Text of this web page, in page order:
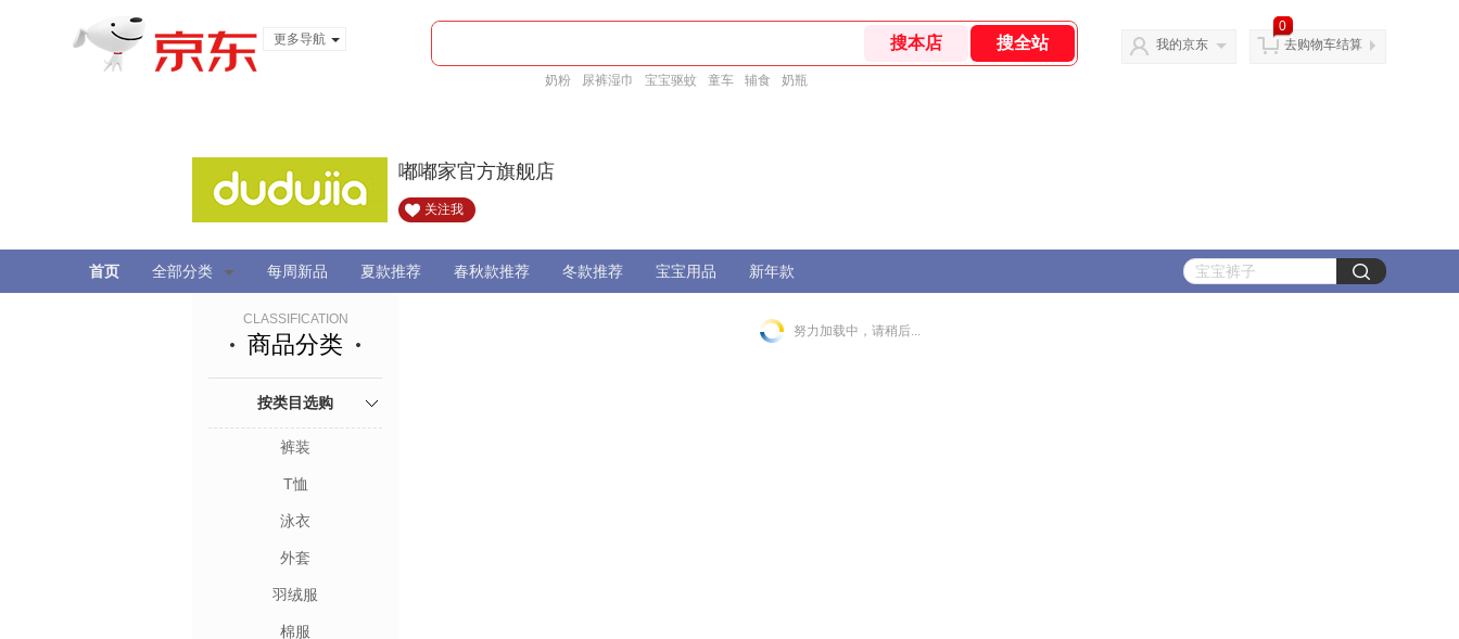
更多导航
奶粉 尿裤湿巾 宝宝驱蚊 童车 辅食 奶瓶
我的京东
0
去购物车结算
嘟嘟家官方旗舰店
关注我
首页 全部分类 每周新品 夏款推荐 春秋款推荐 冬款推荐 宝宝用品 新年款
CLASSIFICATION
商品分类
按类目选购
裤装
T恤
泳衣
外套
羽绒服
棉服
努力加载中，请稍后...